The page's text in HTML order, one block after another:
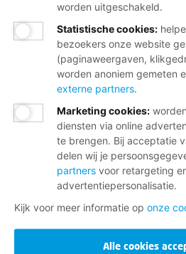
worden uitgeschakeld.
Statistische cookies:
bezoekers onze website
(paginaweergaven,
worden anoniem gemeten
externe partners.
Marketing cookies:
diensten via online
te brengen. Bij acceptatie
delen wij je
partners voor retargeting
advertentiepersonalisatie.
Kijk voor meer informatie op onze
Alle cookies